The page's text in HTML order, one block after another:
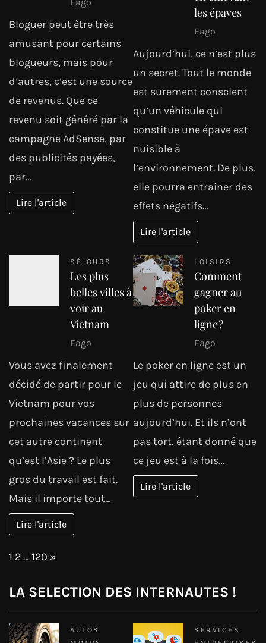
Bloguer peut être très
amusant pour certains
blogueurs, mais pour
d’autres, c’est une source
de revenus. Que ce
revenu soit généré par la
campagne AdSense, par
des publicités payées,
par…
Lire l'article
les épaves
Eago
Aujourd’hui, ce n’est plus
un secret. Tout le monde
est surement conscient
qu’un véhicule qui
constitue une épave est
nuisible à
l’environnement. De plus,
elle pourra entrainer des
effets négatifs…
Lire l'article
SÉJOURS
Les plus
belles villes à
voir au
Vietnam
Eago
Vous avez finalement
décidé de partir pour le
Vietnam pour vos
prochaines vacances sur
cet autre continent
qu’est l’Asie ? Le plus
gros du travail est fait.
Mais il importe tout…
Lire l'article
LOISIRS
Comment
gagner au
poker en
ligne ?
Eago
Le poker en ligne est un
jeu qui attire de plus en
plus de personnes
aujourd’hui. Et ils n’ont
pas tort, étant donné que
ce jeu est à la fois…
Lire l'article
Page:
1 2…120 Next
»
LA SELECTION DES INTERNAUTES !
AUTOS
SERVICES